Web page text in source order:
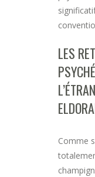
LES
Comme